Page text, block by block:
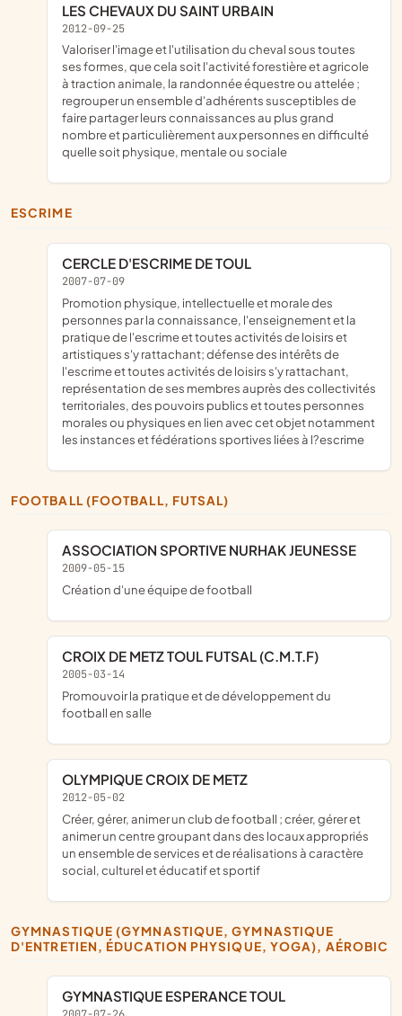
LES CHEVAUX DU SAINT URBAIN
2012-09-25
valoriser l'image et l'utilisation du cheval sous toutes
ses formes, que cela soit l'activité forestière et agricole
à traction animale, la randonnée équestre ou attelée ;
regrouper un ensemble d'adhérents susceptibles de
faire partager leurs connaissances au plus grand
nombre et particulièrement aux personnes en difficulté
quelle soit physique, mentale ou sociale
ESCRIME
CERCLE D'ESCRIME DE TOUL
2007-07-09
promotion physique, intellectuelle et morale des
personnes par la connaissance, l'enseignement et la
pratique de l'escrime et toutes activités de loisirs et
artistiques s'y rattachant; défense des intérêts de
l'escrime et toutes activités de loisirs s'y rattachant,
représentation de ses membres auprès des collectivités
territoriales, des pouvoirs publics et toutes personnes
morales ou physiques en lien avec cet objet notamment
les instances et fédérations sportives liées à l?escrime
FOOTBALL (FOOTBALL, FUTSAL)
ASSOCIATION SPORTIVE NURHAK JEUNESSE
2009-05-15
création d'une équipe de football
CROIX DE METZ TOUL FUTSAL (C.M.T.F)
2005-03-14
promouvoir la pratique et de développement du
football en salle
OLYMPIQUE CROIX DE METZ
2012-05-02
créer, gérer, animer un club de football ; créer, gérer et
animer un centre groupant dans des locaux appropriés
un ensemble de services et de réalisations à caractère
social, culturel et éducatif et sportif
GYMNASTIQUE (GYMNASTIQUE, GYMNASTIQUE
D'ENTRETIEN, ÉDUCATION PHYSIQUE, YOGA), AÉROBIC
GYMNASTIQUE ESPERANCE TOUL